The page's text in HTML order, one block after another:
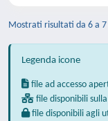
Mostrati risultati da 6 a 7
Legenda icone
file ad accesso
file disponibili
file disponibili agli